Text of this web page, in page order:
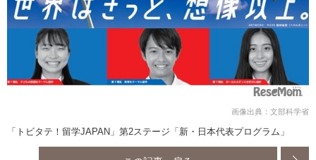
画像出典：文部科学省
「トビタテ！留学JAPAN」第2ステージ「新・日本代表プログラム」